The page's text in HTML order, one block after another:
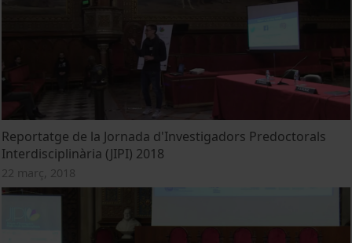
Reportatge de la Jornada d'Investigadors Predoctorals
Interdisciplinària (JIPI) 2018
22 març, 2018